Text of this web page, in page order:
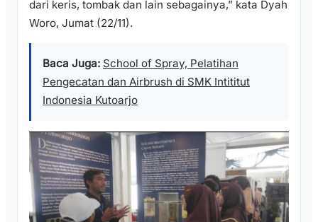
dari keris, tombak dan lain sebagainya,” kata Dyah
Woro, Jumat (22/11).
Baca Juga: School of Spray, Pelatihan
Pengecatan dan Airbrush di SMK Intititut
Indonesia Kutoarjo